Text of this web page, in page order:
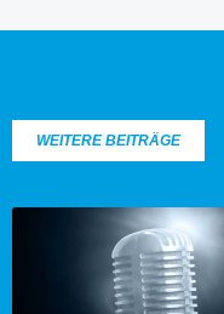
WEITERE BEITRÄGE